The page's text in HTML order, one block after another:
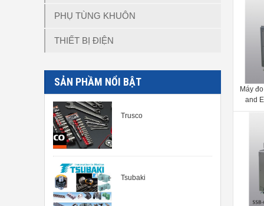
PHỤ TÙNG KHUÔN
THIẾT BỊ ĐIỆN
SẢN PHẦM NỔI BẬT
Trusco
Tsubaki
Máy
and